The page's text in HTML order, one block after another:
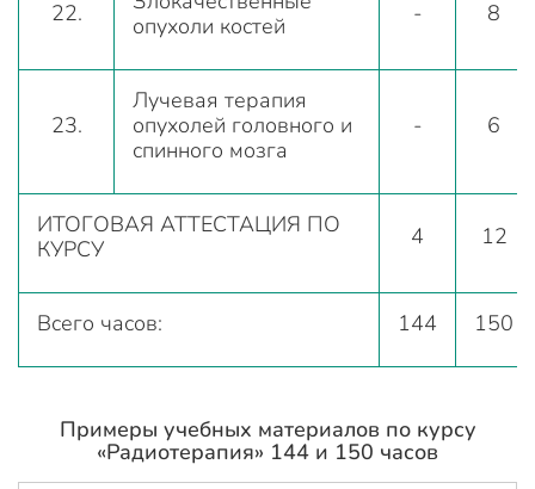
22.
опухоли костей
- 8
23.
Лучевая терапия
опухолей головного и
спинного мозга
- 6
ИТОГОВАЯ АТТЕСТАЦИЯ ПО
КУРСУ
4 12
Всего часов: 144 150
Примеры учебных материалов по курсу
«Радиотерапия» 144 и 150 часов